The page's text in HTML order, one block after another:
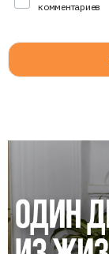
комментариев